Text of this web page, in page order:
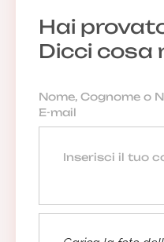
Hai
Dicci cosa